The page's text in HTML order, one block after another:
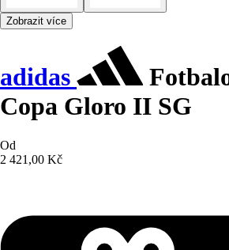
Zobrazit více
adidas
Copa Gloro II SG
Od
2 421,00 Kč